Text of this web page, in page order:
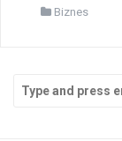
Biznes
for: